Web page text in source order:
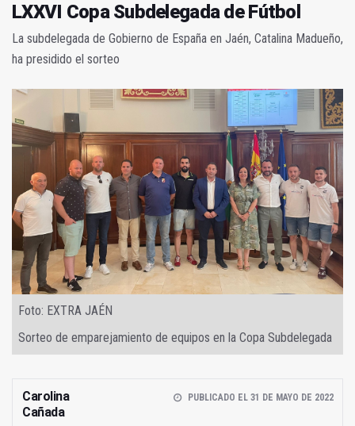
LXXVI Copa Subdelegada de Fútbol
La subdelegada de Gobierno de España en Jaén, Catalina Madueño,
ha presidido el sorteo
Foto: EXTRA JAÉN
Sorteo de emparejamiento de equipos en la Copa Subdelegada
Carolina
Cañada
PUBLICADO EL 31 DE MAYO DE 2022